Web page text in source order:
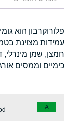
פלורוקרבון הוא
עמידות מצוינת
חמצן, שמן מינרלי,
כימיים וממסים
A